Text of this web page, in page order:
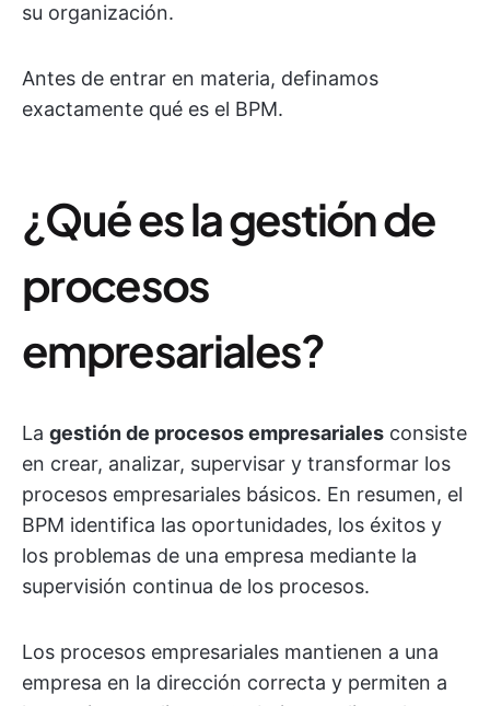
su organización.
Antes de entrar en materia, definamos
exactamente qué es el BPM.
¿Qué es la gestión de
procesos
empresariales?
La gestión de procesos empresariales consiste
en crear, analizar, supervisar y transformar los
procesos empresariales básicos. En resumen, el
BPM identifica las oportunidades, los éxitos y
los problemas de una empresa mediante la
supervisión continua de los procesos.
Los procesos empresariales mantienen a una
empresa en la dirección correcta y permiten a